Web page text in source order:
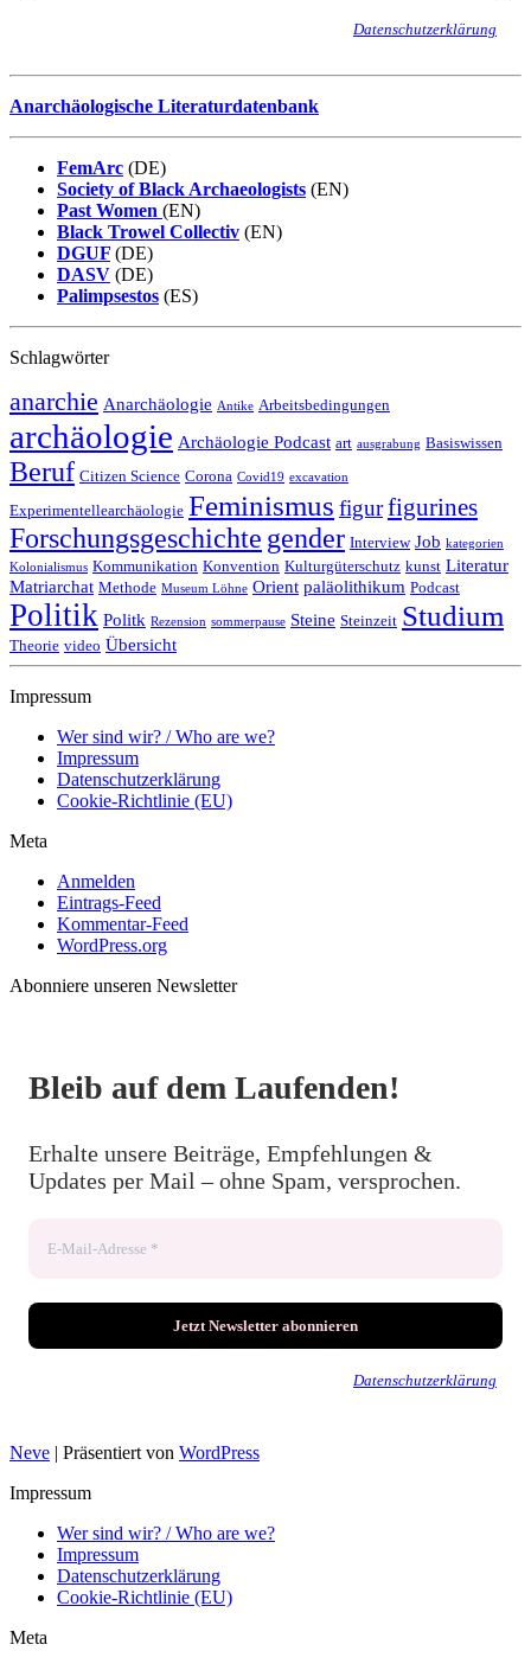
Datenschutzerklärung
Anarchäologische Literaturdatenbank
FemArc (DE)
Society of Black Archaeologists (EN)
Past Women (EN)
Black Trowel Collectiv (EN)
DGUF (DE)
DASV (DE)
Palimpsestos (ES)
Schlagwörter
anarchie Anarchäologie Antike Arbeitsbedingungen
archäologie Archäologie Podcast art ausgrabung Basiswissen
Beruf Citizen Science Corona Covid19 excavation
Experimentellearchäologie Feminismus figurfigurines
Forschungsgeschichte gender Interview Job kategorien
Kolonialismus Kommunikation Konvention Kulturgüterschutz kunst Literatur
Matriarchat Methode Museum Löhne Orient paläolithikum Podcast
Politik Politk Rezension sommerpause Steine Steinzeit Studium
Theorie video Übersicht
Impressum
Wer sind wir? / Who are we?
Impressum
Datenschutzerklärung
Cookie-Richtlinie (EU)
Meta
Anmelden
Eintrags-Feed
Kommentar-Feed
WordPress.org
Abonniere unseren Newsletter
Bleib auf dem Laufenden!
Erhalte unsere Beiträge, Empfehlungen &
Updates per Mail – ohne Spam, versprochen.
Datenschutzerklärung
Neve | Präsentiert von WordPress
Impressum
Wer sind wir? / Who are we?
Impressum
Datenschutzerklärung
Cookie-Richtlinie (EU)
Meta